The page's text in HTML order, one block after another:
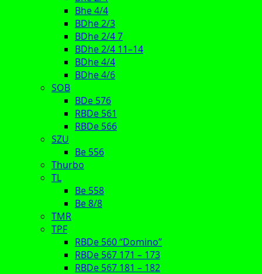
Bhe 4/4
BDhe 2/3
BDhe 2/4 7
BDhe 2/4 11–14
BDhe 4/4
BDhe 4/6
SOB
BDe 576
RBDe 561
RBDe 566
SZU
Be 556
Thurbo
TL
Be 558
Be 8/8
TMR
TPF
RBDe 560 “Domino”
RBDe 567 171 – 173
RBDe 567 181 – 182